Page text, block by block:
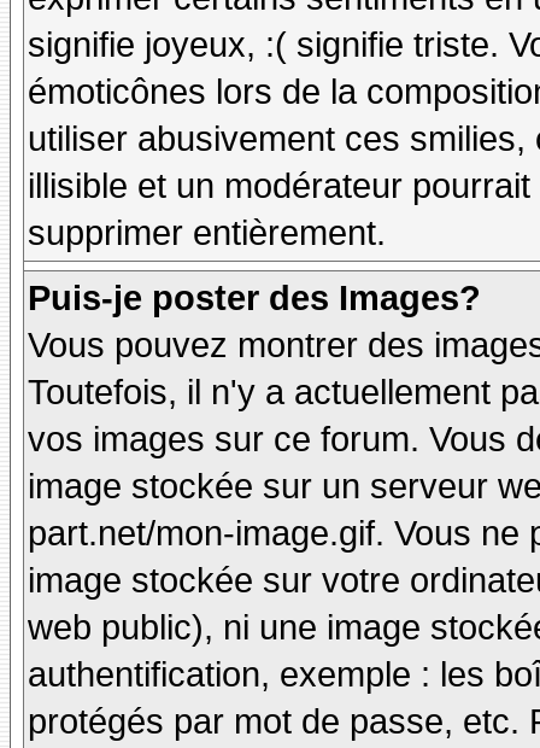
signifie joyeux, :( signifie triste.
émoticônes lors de la
utiliser abusivement ces
illisible et un modérateur
supprimer entièrement.
Puis-je poster des Images?
Vous pouvez montrer des
Toutefois, il n'y a actuellement
vos images sur ce forum. Vous
image stockée sur un serveur
part.net/mon-image.gif. Vous
image stockée sur votre
web public), ni une image
authentification, exemple : les
protégés par mot de passe, etc.